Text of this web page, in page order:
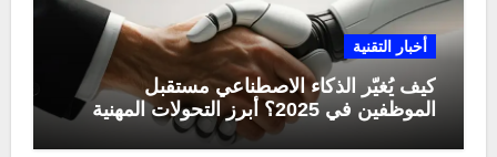
أخبار التقنية
كيف يُغيّر الذكاء الاصطناعي مستقبل
الموظفين في 2025؟ أبرز التحولات المهنية